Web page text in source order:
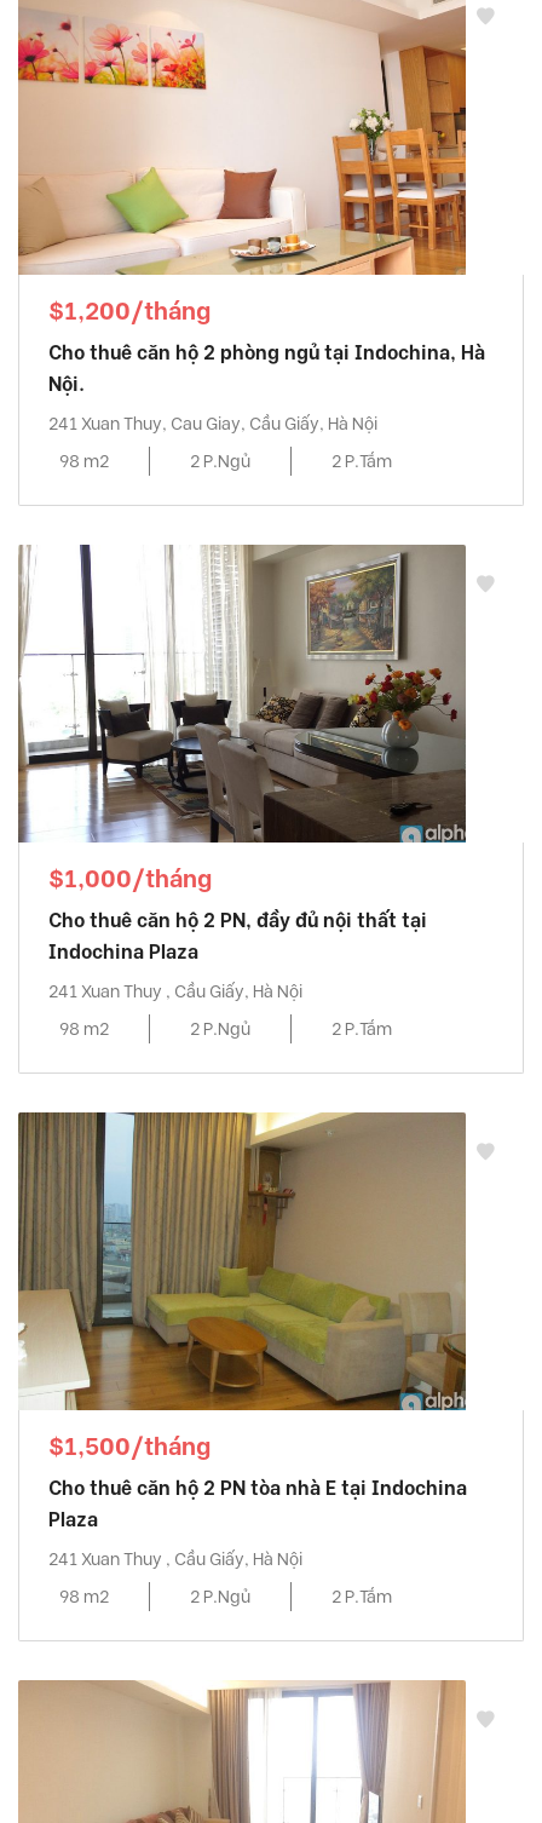
$1,200/tháng
Cho thuê căn hộ 2 phòng ngủ tại Indochina, Hà
Nội.
241 Xuan Thuy, Cau Giay, Cầu Giấy, Hà Nội
98 m2
2 P.Ngủ 2 P.Tắm
$1,000/tháng
Cho thuê căn hộ 2 PN, đầy đủ nội thất tại
Indochina Plaza
241 Xuan Thuy , Cầu Giấy, Hà Nội
98 m2
2 P.Ngủ 2 P.Tắm
$1,500/tháng
Cho thuê căn hộ 2 PN tòa nhà E tại Indochina
Plaza
241 Xuan Thuy , Cầu Giấy, Hà Nội
98 m2
2 P.Ngủ 2 P.Tắm